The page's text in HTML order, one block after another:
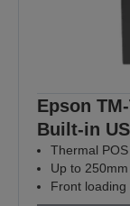
Epson
Built-in
Thermal
Up to
Front